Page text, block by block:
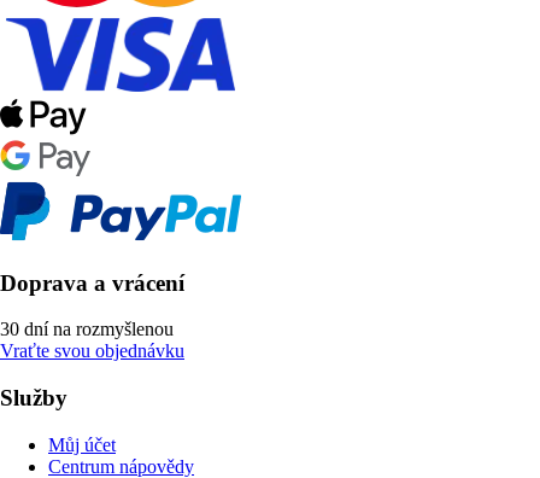
Doprava a vrácení
30 dní na rozmyšlenou
Vraťte svou objednávku
Služby
Můj účet
Centrum nápovědy